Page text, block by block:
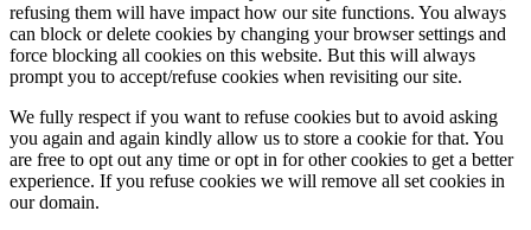
refusing them will have impact how our site functions. You always
can block or delete cookies by changing your browser settings and
force blocking all cookies on this website. But this will always
prompt you to accept/refuse cookies when revisiting our site.
We fully respect if you want to refuse cookies but to avoid asking
you again and again kindly allow us to store a cookie for that. You
are free to opt out any time or opt in for other cookies to get a better
experience. If you refuse cookies we will remove all set cookies in
our domain.